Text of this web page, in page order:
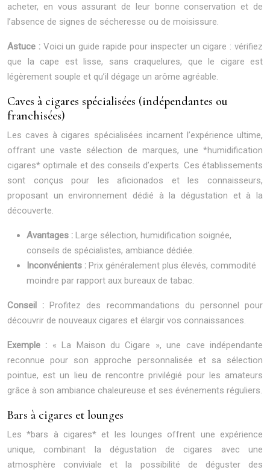
acheter, en vous assurant de leur bonne conservation et de
l’absence de signes de sécheresse ou de moisissure.
Astuce : Voici un guide rapide pour inspecter un cigare : vérifiez
que la cape est lisse, sans craquelures, que le cigare est
légèrement souple et qu’il dégage un arôme agréable.
Caves à cigares spécialisées (indépendantes ou
franchisées)
Les caves à cigares spécialisées incarnent l’expérience ultime,
offrant une vaste sélection de marques, une *humidification
cigares* optimale et des conseils d’experts. Ces établissements
sont conçus pour les aficionados et les connaisseurs,
proposant un environnement dédié à la dégustation et à la
découverte.
Avantages : Large sélection, humidification soignée,
conseils de spécialistes, ambiance dédiée.
Inconvénients : Prix généralement plus élevés, commodité
moindre par rapport aux bureaux de tabac.
Conseil :Profitez des recommandations du personnel pour
découvrir de nouveaux cigares et élargir vos connaissances.
Exemple : « La Maison du Cigare », une cave indépendante
reconnue pour son approche personnalisée et sa sélection
pointue, est un lieu de rencontre privilégié pour les amateurs
grâce à son ambiance chaleureuse et ses événements réguliers.
Bars à cigares et lounges
Les *bars à cigares* et les lounges offrent une expérience
unique, combinant la dégustation de cigares avec une
atmosphère conviviale et la possibilité de déguster des